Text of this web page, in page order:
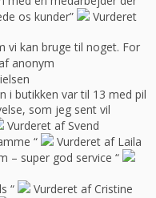
os kunder”
Vurderet
vi kan bruge til noget. For
anonym
i butikken var til 13 med pil
som jeg sent vil
Vurderet af Svend
“
Vurderet af Laila
– super god service “
“
Vurderet af Cristine